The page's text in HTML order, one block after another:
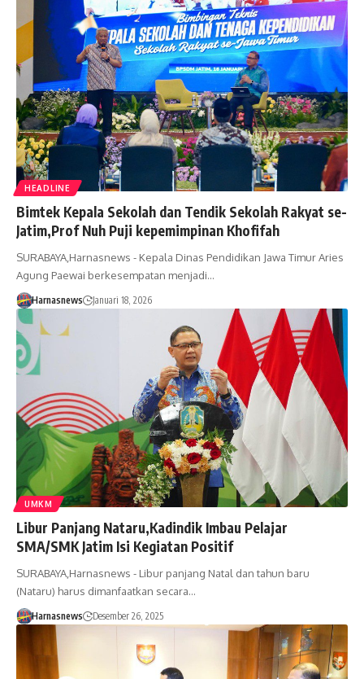
HEADLINE
Bimtek Kepala Sekolah dan Tendik Sekolah Rakyat se-
Jatim,Prof Nuh Puji kepemimpinan Khofifah
SURABAYA,Harnasnews - Kepala Dinas Pendidikan Jawa Timur Aries
Agung Paewai berkesempatan menjadi…
Harnasnews Januari 18, 2026
UMKM
Libur Panjang Nataru,Kadindik Imbau Pelajar
SMA/SMK Jatim Isi Kegiatan Positif
SURABAYA,Harnasnews - Libur panjang Natal dan tahun baru
(Nataru) harus dimanfaatkan secara…
Harnasnews Desember 26, 2025